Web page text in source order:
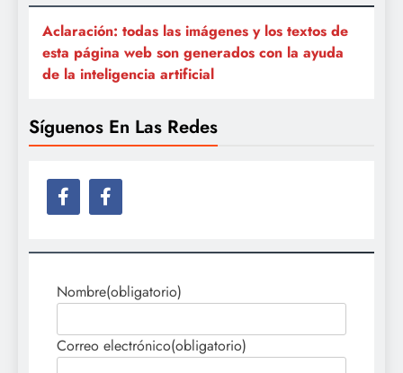
Aclaración: todas las imágenes y los textos de
esta página web son generados con la ayuda
de la inteligencia artificial
Síguenos En Las Redes
Nombre(obligatorio)
Correo electrónico(obligatorio)